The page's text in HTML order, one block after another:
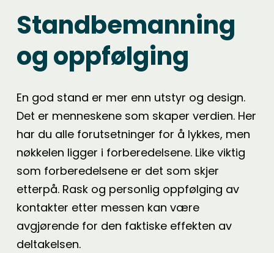
Standbemanning
og oppfølging
En god stand er mer enn utstyr og design.
Det er menneskene som skaper verdien. Her
har du alle forutsetninger for å lykkes, men
nøkkelen ligger i forberedelsene. Like viktig
som forberedelsene er det som skjer
etterpå. Rask og personlig oppfølging av
kontakter etter messen kan være
avgjørende for den faktiske effekten av
deltakelsen.